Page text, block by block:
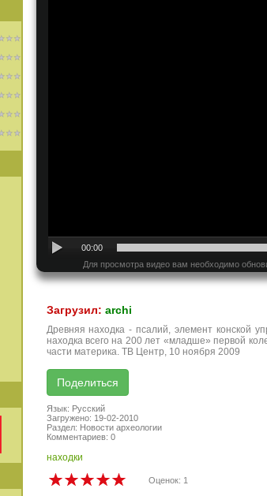
00:00
Для просмотра видео вам необходимо
Загрузил: archi
Древняя находка - псалий, элемент конской
находка всего на 200 лет «младше» первой
части материка. ТВ Центр, 10 ноября 2009
Язык: Русский
Загружено: 19-02-2010
Раздел: Новости археологии
Комментариев: 0
находки
Оценок: 1